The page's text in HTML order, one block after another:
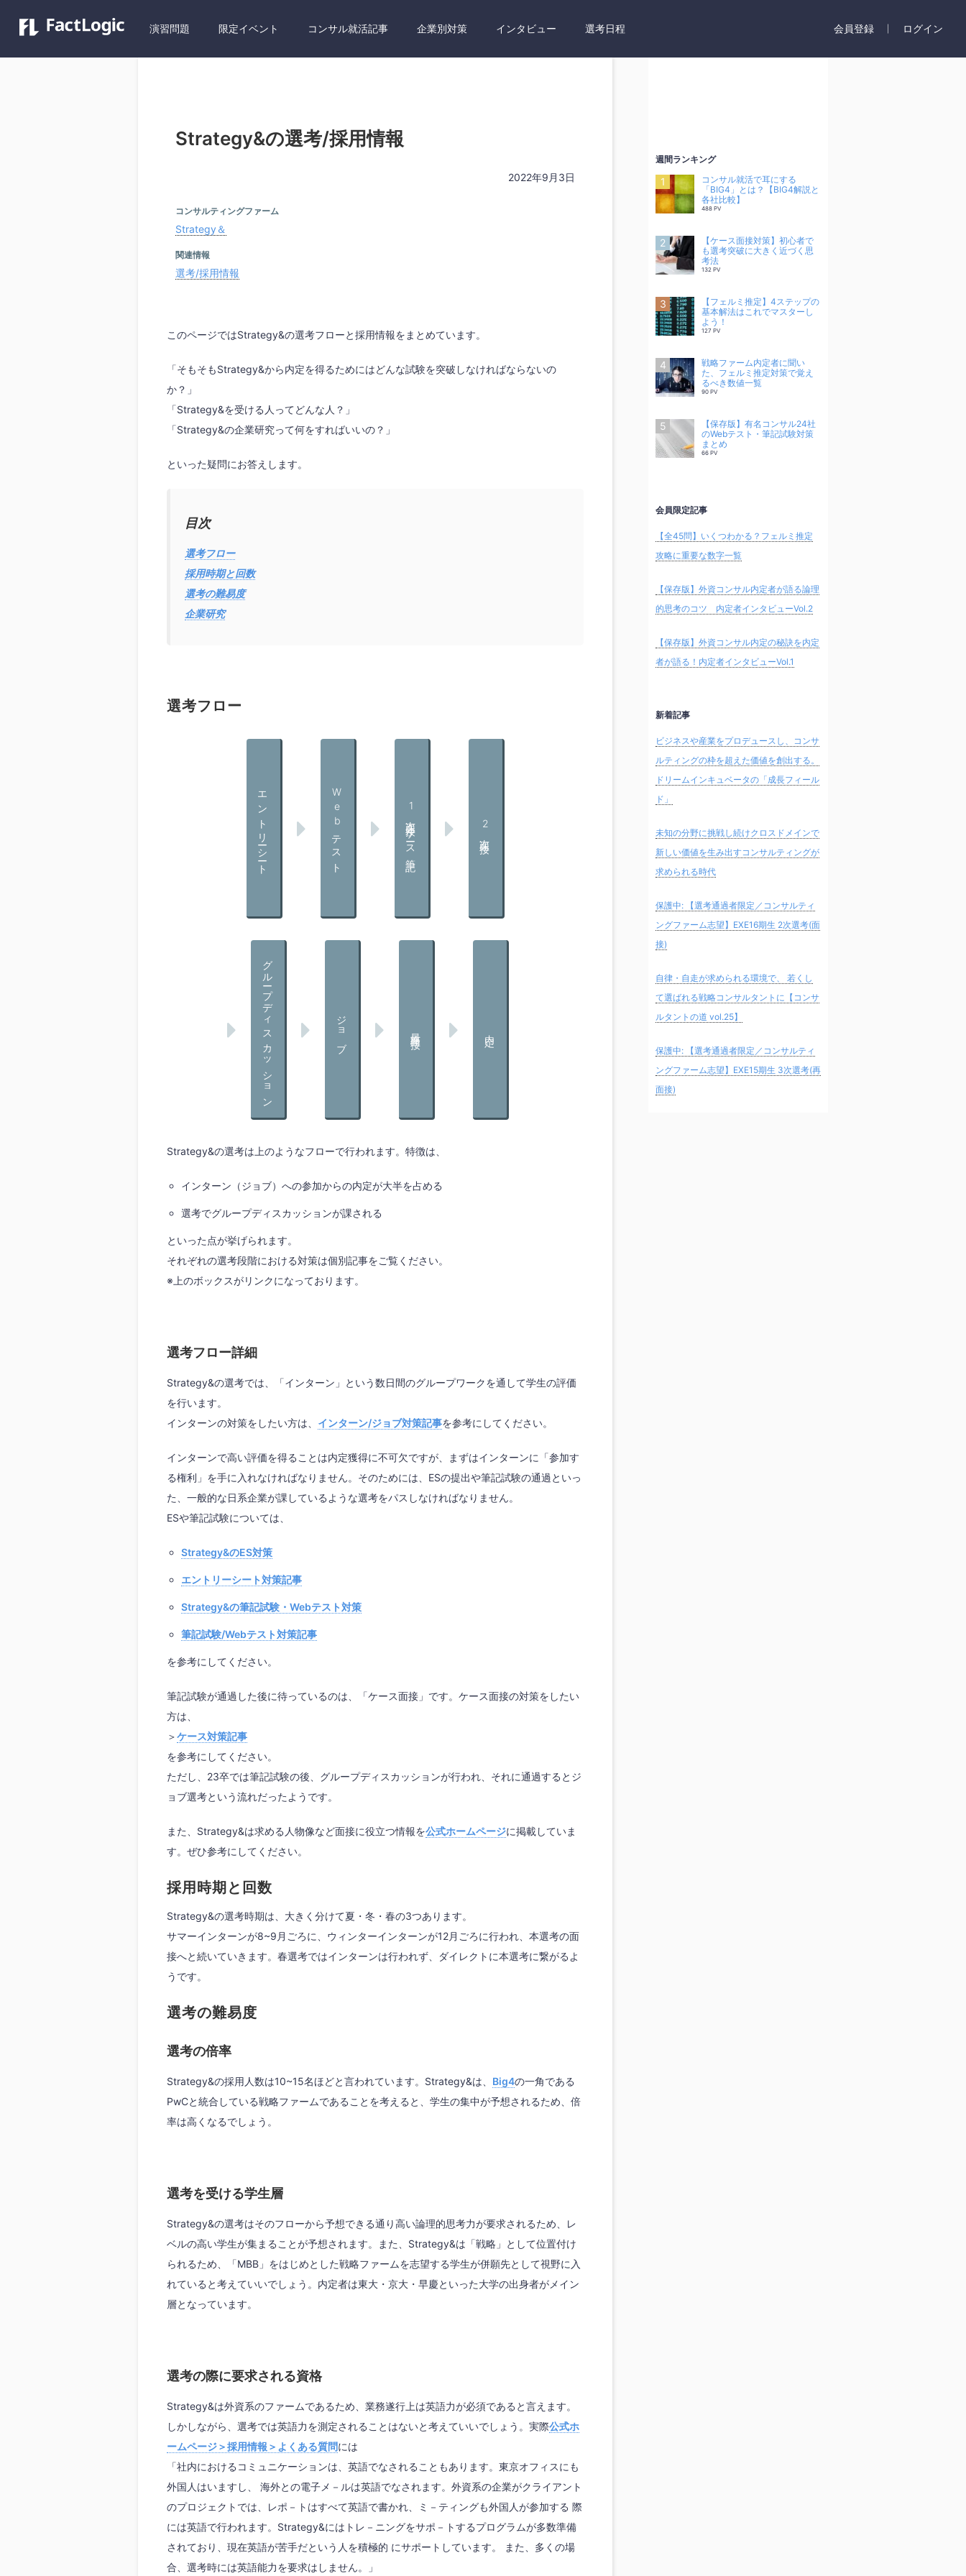
演習問題 限定イベント コンサル就活記事 企業別対策 インタビュー 選考日程 会員登録 ログイン
Strategy&の選考/採用情報
2022年9月3日
コンサルティングファーム
Strategy＆
関連情報
選考/採用情報
このページではStrategy&の選考フローと採用情報をまとめています。
「そもそもStrategy&から内定を得るためにはどんな試験を突破しなければならないの
か？」
「Strategy&を受ける人ってどんな人？」
「Strategy&の企業研究って何をすればいいの？」
といった疑問にお答えします。
目次
選考フロー
採用時期と回数
選考の難易度
企業研究
選考フロー
エントリーシート Webテスト 1次面接・ケース筆記 2次面接
グループディスカッション ジョブ
Strategy&の選考は上のようなフローで行われます。特徴は、
インターン（ジョブ）への参加からの内定が大半を占める
選考でグループディスカッションが課される
といった点が挙げられます。
それぞれの選考段階における対策は個別記事をご覧ください。
※上のボックスがリンクになっております。
選考フロー詳細
Strategy&の選考では、「インターン」という数日間のグループワークを通して学生の評価
を行います。
インターンの対策をしたい方は、 インターン/ジョブ対策記事を参考にしてください。
インターンで高い評価を得ることは内定獲得に不可欠ですが、まずはインターンに「参加す
る権利」を手に入れなければなりません。そのためには、ESの提出や筆記試験の通過といっ
た、一般的な日系企業が課しているような選考をパスしなければなりません。
ESや筆記試験については、
Strategy&のES対策
エントリーシート対策記事
Strategy&の筆記試験・Webテスト対策
筆記試験/Webテスト対策記事
を参考にしてください。
筆記試験が通過した後に待っているのは、「ケース面接」です。ケース面接の対策をしたい
方は、
＞ケース対策記事
を参考にしてください。
ただし、23卒では筆記試験の後、グループディスカッションが行われ、それに通過するとジ
ョブ選考という流れだったようです。
また、Strategy&は求める人物像など面接に役立つ情報を公式ホームページに掲載していま
す。ぜひ参考にしてください。
採用時期と回数
Strategy&の選考時期は、大きく分けて夏・冬・春の3つあります。
サマーインターンが8~9月ごろに、ウィンターインターンが12月ごろに行われ、本選考の面
接へと続いていきます。春選考ではインターンは行われず、ダイレクトに本選考に繋がるよ
うです。
選考の難易度
選考の倍率
Strategy&の採用人数は10~15名ほどと言われています。Strategy&は、 Big4の一角である
PwCと統合している戦略ファームであることを考えると、学生の集中が予想されるため、倍
率は高くなるでしょう。
選考を受ける学生層
Strategy&の選考はそのフローから予想できる通り高い論理的思考力が要求されるため、レ
ベルの高い学生が集まることが予想されます。また、Strategy&は「戦略」として位置付け
られるため、「MBB」をはじめとした戦略ファームを志望する学生が併願先として視野に入
れていると考えていいでしょう。内定者は東大・京大・早慶といった大学の出身者がメイン
層となっています。
選考の際に要求される資格
Strategy&は外資系のファームであるため、業務遂行上は英語力が必須であると言えます。
しかしながら、選考では英語力を測定されることはないと考えていいでしょう。実際公式ホ
ームページ＞採用情報＞よくある質問には
「社内におけるコミュニケーションは、英語でなされることもあります。東京オフィスにも
外国人はいますし、 海外との電子メ－ルは英語でなされます。外資系の企業がクライアント
のプロジェクトでは、レポ－トはすべて英語で書かれ、ミ－ティングも外国人が参加する 際
には英語で行われます。Strategy&にはトレ－ニングをサポ－トするプログラムが多数準備
されており、現在英語が苦手だという人を積極的 にサポートしています。 また、多くの場
合、選考時には英語能力を要求はしません。」
週間ランキング
コンサル就活で耳にする
「BIG4」とは？【BIG4解説と
各社比較】
488 PV
【ケース面接対策】初心者で
も選考突破に大きく近づく思
考法
132 PV
【フェルミ推定】4ステップの
基本解法はこれでマスターし
よう！
127 PV
戦略ファーム内定者に聞い
た、フェルミ推定対策で覚え
るべき数値一覧
90 PV
【保存版】有名コンサル24社
のWebテスト・筆記試験対策
まとめ
66 PV
会員限定記事
【全45問】いくつわかる？フェルミ推定
攻略に重要な数字一覧
【保存版】外資コンサル内定者が語る論理
的思考のコツ 内定者インタビューVol.2
【保存版】外資コンサル内定の秘訣を内定
者が語る！内定者インタビューVol.1
新着記事
ビジネスや産業をプロデュースし、コンサ
ルティングの枠を超えた価値を創出する。
ドリームインキュベータの「成長フィール
ド」
未知の分野に挑戦し続けクロスドメインで
新しい価値を生み出すコンサルティングが
求められる時代
保護中: 【選考通過者限定／コンサルティ
ングファーム志望】EXE16期生 2次選考(面
接)
自律・自走が求められる環境で、 若くし
て選ばれる戦略コンサルタントに【コンサ
ルタントの道 vol.25】
保護中: 【選考通過者限定／コンサルティ
ングファーム志望】EXE15期生 3次選考(再
面接)